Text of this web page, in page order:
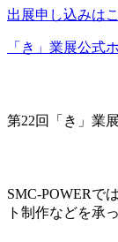
出展申し込みは
「き」業展公式
第22回「き」業
SMC-POWERで
ト制作などを承